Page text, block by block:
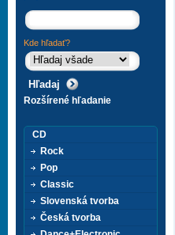
Kde hľadať?
Rozšírené hľadanie
CD
Rock
Pop
Classic
Slovenská tvorba
Česká tvorba